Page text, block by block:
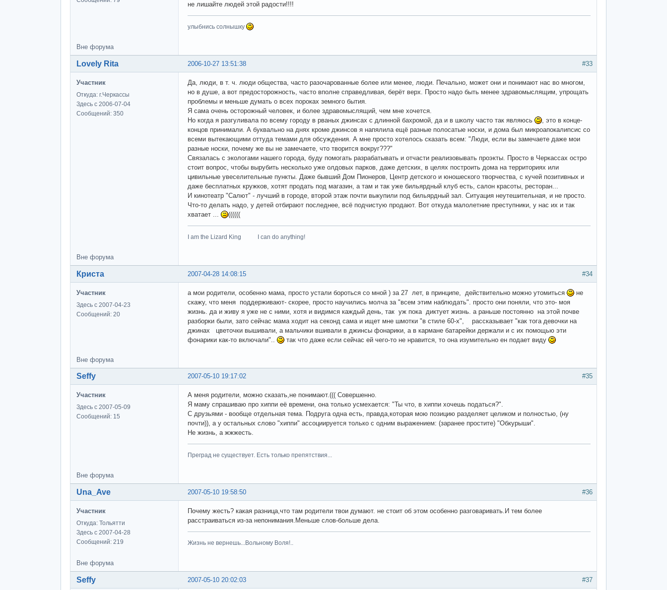
не лишайте людей этой радости!!!!
улыбнись солнышку
Вне форума
#33
2006-10-27 13:51:38
Lovely Rita
Участник
Откуда: г.Черкассы
Здесь с 2006-07-04
Сообщений: 350
Да, люди, в т. ч. люди общества, часто разочарованные более или менее, люди. Печально, может они и понимают нас во многом,
но в душе, а вот предосторожность, часто вполне справедливая, берёт верх. Просто надо быть менее здравомыслящим, упрощать
проблемы и меньше думать о всех пороках земного бытия.
Я сама очень осторожный человек, и более здравомыслящий, чем мне хочется.
Но когда я разгуливала по всему городу в рваных джинсах с длинной бахромой, да и в школу часто так являюсь
, это в конце-
концов принимали. А буквально на днях кроме джинсов я напялила ещё разные полосатые носки, и дома был микроапокалипсис со
всеми вытекающими оттуда темами для обсуждения. А мне просто хотелось сказать всем: "Люди, если вы замечаете даже мои
разные носки, почему же вы не замечаете, что творится вокруг???"
Связалась с экологами нашего города, буду помогать разрабатывать и отчасти реализовывать проэкты. Просто в Черкассах остро
стоит вопрос, чтобы вырубить несколько уже олдовых парков, даже детских, в целях построить дома на территориях или
цивильные увеселительные пункты. Даже бывший Дом Пионеров, Центр детского и юношеского творчества, с кучей позитивных и
даже бесплатных кружков, хотят продать под магазин, а там и так уже бильярдный клуб есть, салон красоты, ресторан...
И кинотеатр "Салют" - лучший в городе, второй этаж почти выкупили под бильярдный зал. Ситуация неутешительная, и не просто.
Что-то делать надо, у детей отбирают последнее, всё подчистую продают. Вот откуда малолетние преступники, у нас их и так
хватает ...
((((((
I am the Lizard King I can do anything!
Вне форума
#34
2007-04-28 14:08:15
Криста
Участник
Здесь с 2007-04-23
Сообщений: 20
а мои родители, особенно мама, просто устали бороться со мной ) за 27 лет, в принципе, действительно можно утомиться
не
скажу, что меня поддерживают- скорее, просто научились молча за "всем этим наблюдать". просто они поняли, что это- моя
жизнь. да и живу я уже не с ними, хотя и видимся каждый день, так уж пока диктует жизнь. а раньше постоянно на этой почве
разборки были, зато сейчас мама ходит на секонд сама и ищет мне шмотки "в стиле 60-х", рассказывает "как тога девочки на
джинах цветочки вышивали, а мальчики вшивали в джинсы фонарики, а в кармане батарейки держали и с их помощью эти
фонарики как-то включали"..
так что даже если сейчас ей чего-то не нравится, то она изумительно ен подает виду
Вне форума
#35
2007-05-10 19:17:02
Seffy
Участник
Здесь с 2007-05-09
Сообщений: 15
А меня родители, можно сказать,не понимают.((( Совершенно.
Я маму спрашиваю про хиппи её времени, она только усмехается: "Ты что, в хиппи хочешь податься?".
С друзьями - вообще отдельная тема. Подруга одна есть, правда,которая мою позицию разделяет целиком и полностью, (ну
почти)), а у остальных слово "хиппи" ассоциируется только с одним выражением: (заранее простите) "Обкурыши".
Не жизнь, а жжжесть.
Преград не существует. Есть только препятствия...
Вне форума
#36
2007-05-10 19:58:50
Una_Ave
Участник
Откуда: Тольятти
Здесь с 2007-04-28
Сообщений: 219
Почему жесть? какая разница,что там родители твои думают. не стоит об этом особенно разговаривать.И тем более
расстраиваться из-за непонимания.Меньше слов-больше дела.
Жизнь не вернешь...Вольному Воля!..
Вне форума
#37
2007-05-10 20:02:03
Seffy